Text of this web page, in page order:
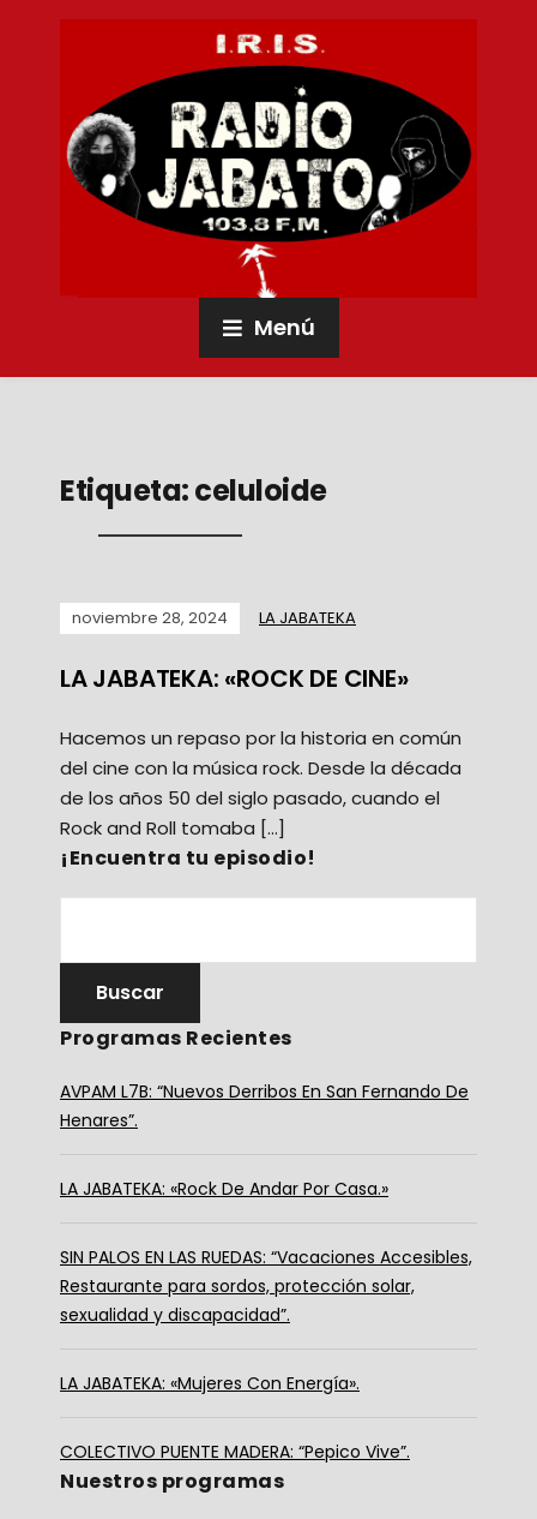
Menú
Etiqueta:celuloide
noviembre 28, 2024 LA JABATEKA
LA JABATEKA: «ROCK DE CINE»
Hacemos un repaso por la historia en común
del cine con la música rock. Desde la década
de los años 50 del siglo pasado, cuando el
Rock and Roll tomaba […]
¡Encuentra tu episodio!
Programas Recientes
AVPAM L7B: “Nuevos Derribos En San Fernando De
Henares”.
LA JABATEKA: «Rock De Andar Por Casa.»
SIN PALOS EN LAS RUEDAS: “Vacaciones Accesibles,
Restaurante para sordos, protección solar,
sexualidad y discapacidad”.
LA JABATEKA: «Mujeres Con Energía».
COLECTIVO PUENTE MADERA: “Pepico Vive”.
Nuestros programas